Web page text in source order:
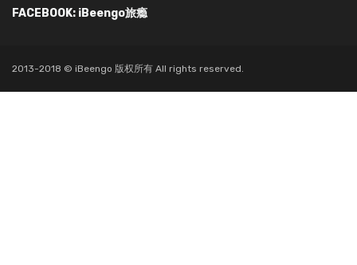
FACEBOOK: iBeengo旅瘾
2013-2018 © iBeengo 版权所有 All rights reserved.